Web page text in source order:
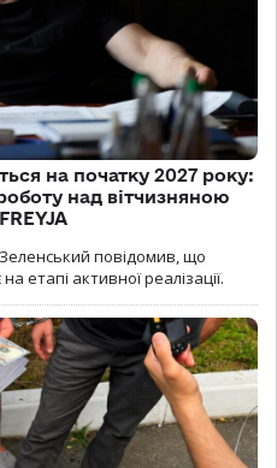
на початку 2027 року:
над вітчизняною
повідомив, що
етапі активної реалізації.